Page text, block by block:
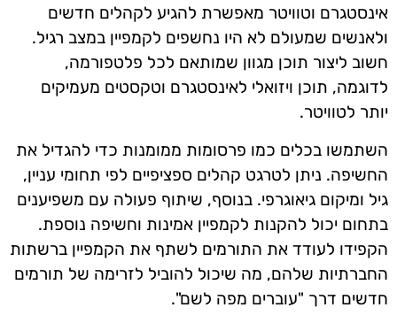
אינסטגרם וטוויטר מאפשרת להגיע לקהלים חדשים
ולאנשים שמעולם לא היו נחשפים לקמפיין במצב רגיל.
חשוב ליצור תוכן מגוון שמותאם לכל פלטפורמה,
לדוגמה, תוכן ויזואלי לאינסטגרם וטקסטים מעמיקים
יותר לטוויטר.
השתמשו בכלים כמו פרסומות ממומנות כדי להגדיל את
החשיפה. ניתן לטרגט קהלים ספציפיים לפי תחומי עניין,
גיל ומיקום גיאוגרפי. בנוסף, שיתוף פעולה עם משפיענים
בתחום יכול להקנות לקמפיין אמינות וחשיפה נוספת.
הקפידו לעודד את התורמים לשתף את הקמפיין ברשתות
החברתיות שלהם, מה שיכול להוביל לזרימה של תורמים
חדשים דרך "עוברים מפה לשם".